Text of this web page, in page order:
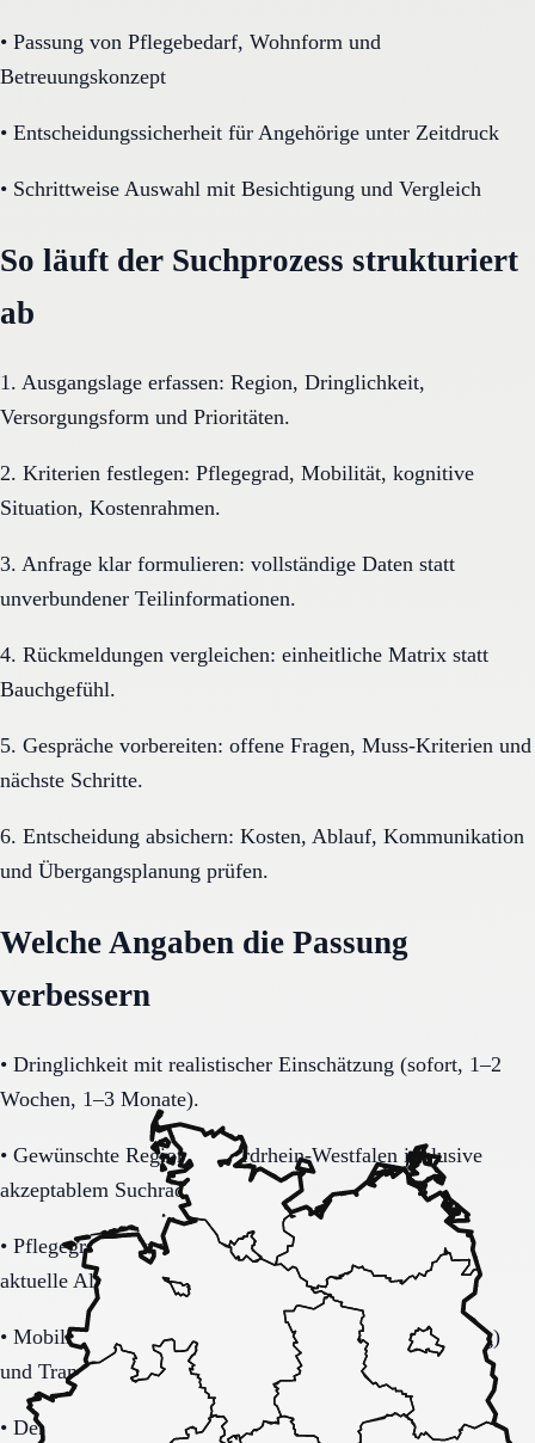
• Passung von Pflegebedarf, Wohnform und
Betreuungskonzept
• Entscheidungssicherheit für Angehörige unter Zeitdruck
• Schrittweise Auswahl mit Besichtigung und Vergleich
So läuft der Suchprozess strukturiert
ab
1. Ausgangslage erfassen: Region, Dringlichkeit,
Versorgungsform und Prioritäten.
2. Kriterien festlegen: Pflegegrad, Mobilität, kognitive
Situation, Kostenrahmen.
3. Anfrage klar formulieren: vollständige Daten statt
unverbundener Teilinformationen.
4. Rückmeldungen vergleichen: einheitliche Matrix statt
Bauchgefühl.
5. Gespräche vorbereiten: offene Fragen, Muss-Kriterien und
nächste Schritte.
6. Entscheidung absichern: Kosten, Ablauf, Kommunikation
und Übergangsplanung prüfen.
Welche Angaben die Passung
verbessern
• Dringlichkeit mit realistischer Einschätzung (sofort, 1–2
Wochen, 1–3 Monate).
• Gewünschte Region in Nordrhein-Westfalen inklusive
akzeptablem Suchradius.
• Pflegegrad-Status (vorhanden, beantragt, unklar) und
aktuelle Alltagsbelastung.
• Mobilität (selbstständig, Rollator, Rollstuhl, bettlägerig)
und Transferbedarf.
• Demenzbezogene Anforderungen (ja, nein, unklar) mit